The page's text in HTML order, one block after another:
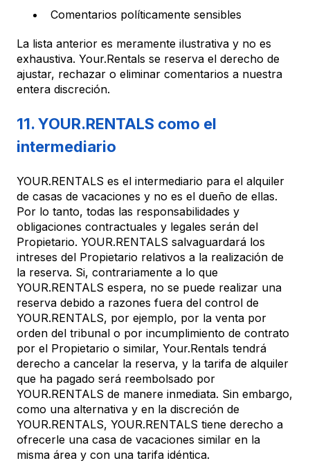
Comentarios políticamente sensibles
La lista anterior es meramente ilustrativa y no es
exhaustiva. Your.Rentals se reserva el derecho de
ajustar, rechazar o eliminar comentarios a nuestra
entera discreción.
11. YOUR.RENTALS como el
intermediario
YOUR.RENTALS es el intermediario para el alquiler
de casas de vacaciones y no es el dueño de ellas.
Por lo tanto, todas las responsabilidades y
obligaciones contractuales y legales serán del
Propietario. YOUR.RENTALS salvaguardará los
intreses del Propietario relativos a la realización de
la reserva. Si, contrariamente a lo que
YOUR.RENTALS espera, no se puede realizar una
reserva debido a razones fuera del control de
YOUR.RENTALS, por ejemplo, por la venta por
orden del tribunal o por incumplimiento de contrato
por el Propietario o similar, Your.Rentals tendrá
derecho a cancelar la reserva, y la tarifa de alquiler
que ha pagado será reembolsado por
YOUR.RENTALS de manere inmediata. Sin embargo,
como una alternativa y en la discreción de
YOUR.RENTALS, YOUR.RENTALS tiene derecho a
ofrecerle una casa de vacaciones similar en la
misma área y con una tarifa idéntica.